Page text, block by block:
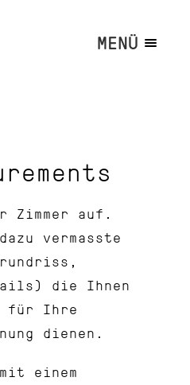
MENÜ
Zimmer auf.
vermasste
die Ihnen
für Ihre
dienen.
einem